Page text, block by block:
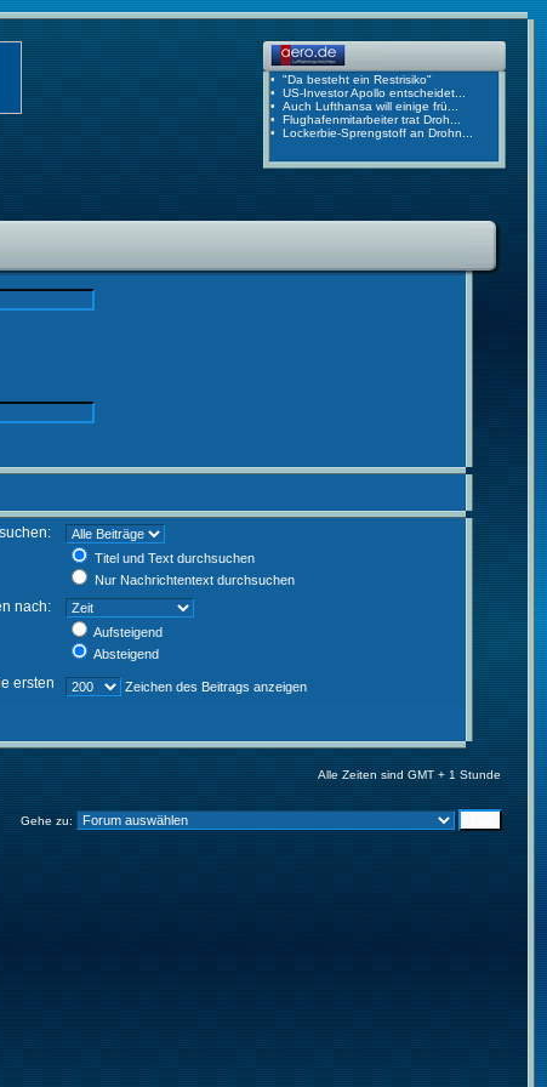
Titel und Text durchsuchen
Nur Nachrichtentext durchsuchen
nach:
Aufsteigend
Absteigend
ersten Zeichen des Beitrags anzeigen
Alle Zeiten sind GMT + 1 Stunde
Gehe zu: